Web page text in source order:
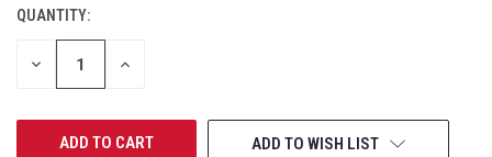
CURRENT
STOCK:
QUANTITY:
DECREASE INCREASE
ADD TO WISH LIST